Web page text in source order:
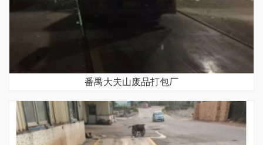
番禺大夫山废品打包厂